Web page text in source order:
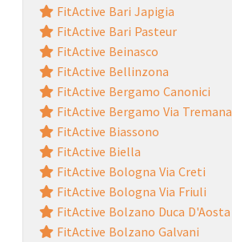
FitActive Bari Japigia
FitActive Bari Pasteur
FitActive Beinasco
FitActive Bellinzona
FitActive Bergamo Canonici
FitActive Bergamo Via Tremana
FitActive Biassono
FitActive Biella
FitActive Bologna Via Creti
FitActive Bologna Via Friuli
FitActive Bolzano Duca D'Aosta
FitActive Bolzano Galvani